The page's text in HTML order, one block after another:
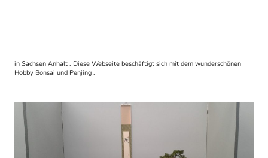
in Sachsen Anhalt . Diese Webseite beschäftigt sich mit dem wunderschönen
Hobby Bonsai und Penjing .